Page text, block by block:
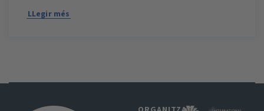
LLegir més